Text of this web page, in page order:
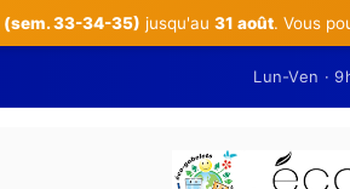
(sem. 33-34-35) jusqu'au 31 août. Vous
Lun-Ven ·